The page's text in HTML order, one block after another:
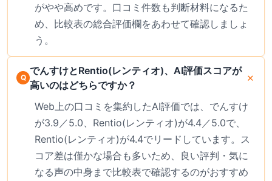
がやや高めです。口コミ件数も判断材料になるた
め、比較表の総合評価欄をあわせて確認しましょ
う。
でんすけとRentio(レンティオ)、AI評価スコアが
高いのはどちらですか？
Web上の口コミを集約したAI評価では、でんすけ
が3.9／5.0、Rentio(レンティオ)が4.4／5.0で、
Rentio(レンティオ)が4.4でリードしています。ス
コア差は僅かな場合も多いため、良い評判・気に
なる声の中身まで比較表で確認するのがおすすめ